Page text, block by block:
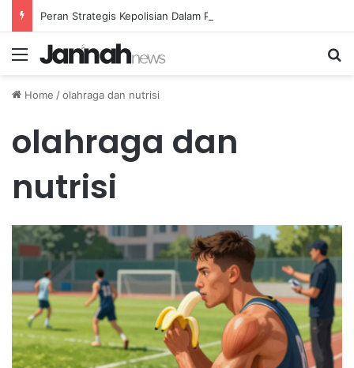
Menu
Home /olahraga dan nutrisi
olahraga dan
nutrisi